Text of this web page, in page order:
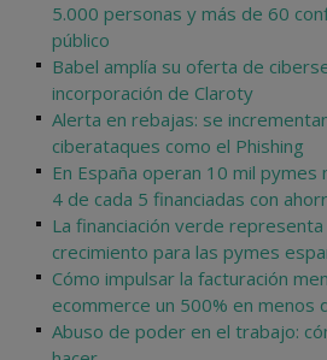
5.000 personas y más de 60
público
Babel amplía su oferta de
incorporación de Claroty
Alerta en rebajas: se
ciberataques como el Phishing
En España operan 10 mil pymes
4 de cada 5 financiadas con
La financiación verde
crecimiento para las pymes
Cómo impulsar la facturación
ecommerce un 500% en menos
Abuso de poder en el trabajo: